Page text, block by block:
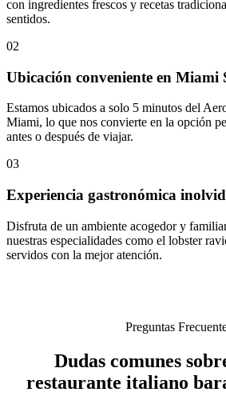
con ingredientes frescos y recetas
sentidos.
02
Ubicación conveniente en Miami
Estamos ubicados a solo 5 minutos del
Miami, lo que nos convierte en la opción
antes o después de viajar.
03
Experiencia gastronómica
Disfruta de un ambiente acogedor y
nuestras especialidades como el lobster
servidos con la mejor atención.
Preguntas
Dudas comunes
restaurante italiano